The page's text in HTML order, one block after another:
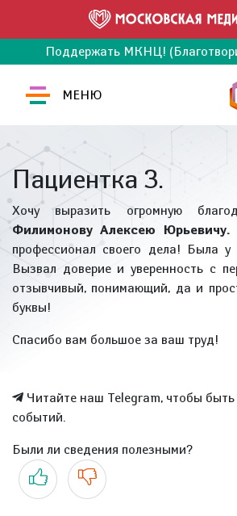
Поддержать МКНЦ!
МЕНЮ
Пациентка З.
Хочу выразить огромную
Филимонову Алексею Юрьевичу.
профессионал своего дела! Была у
Вызвал доверие и уверенность с
отзывчивый, понимающий, да и
буквы!
Спасибо вам большое за ваш труд!
Читайте наш Telegram, чтобы быть
событий.
Были ли сведения полезными?
Да Нет